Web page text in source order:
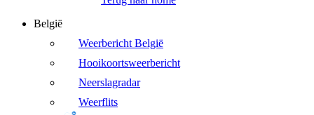
België
Weerbericht België
Hooikoortsweerbericht
Neerslagradar
Weerflits